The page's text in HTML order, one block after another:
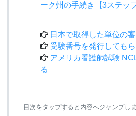
ーク州の手続き【3ステップ
日本で取得した単位の
受験番号を発行してもら
アメリカ看護師試験
る
目次をタップすると内容へジャンプしま